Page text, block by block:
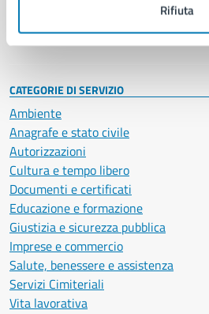
Rifiuta
Intranet, posta aziendale e protocollo
CATEGORIE DI SERVIZIO
Ambiente
Anagrafe e stato civile
Autorizzazioni
Cultura e tempo libero
Documenti e certificati
Educazione e formazione
Giustizia e sicurezza pubblica
Imprese e commercio
Salute, benessere e assistenza
Servizi Cimiteriali
Vita lavorativa